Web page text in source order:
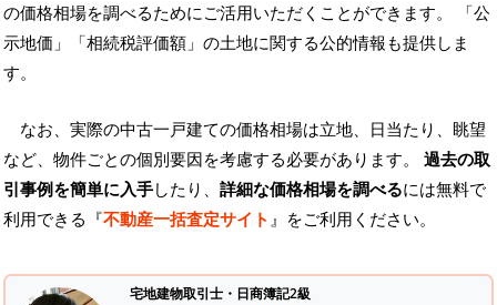
の価格相場を調べるためにご活用いただくことができます。
「公
示地価」「相続税評価額」の土地に関する公的情報も提供しま
す。
なお、実際の中古一戸建ての価格相場は立地、日当たり、眺望
など、物件ごとの個別要因を考慮する必要があります。 過去の取
引事例を簡単に入手したり、 詳細な価格相場を調べるには無料で
利用できる『不動産一括査定サイト 』をご利用ください。
宅地建物取引士・日商簿記2級